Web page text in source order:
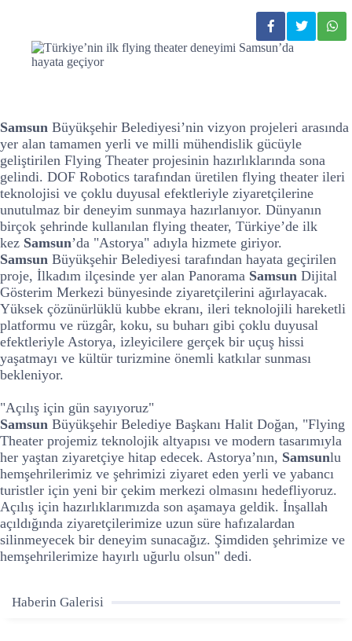
Samsun Büyükşehir Belediyesi’nin vizyon projeleri arasında
yer alan tamamen yerli ve milli mühendislik gücüyle
geliştirilen Flying Theater projesinin hazırlıklarında sona
gelindi. DOF Robotics tarafından üretilen flying theater ileri
teknolojisi ve çoklu duyusal efektleriyle ziyaretçilerine
unutulmaz bir deneyim sunmaya hazırlanıyor. Dünyanın
birçok şehrinde kullanılan flying theater, Türkiye’de ilk
kez Samsun’da "Astorya" adıyla hizmete giriyor.
Samsun Büyükşehir Belediyesi tarafından hayata geçirilen
proje, İlkadım ilçesinde yer alan Panorama Samsun Dijital
Gösterim Merkezi bünyesinde ziyaretçilerini ağırlayacak.
Yüksek çözünürlüklü kubbe ekranı, ileri teknolojili hareketli
platformu ve rüzgâr, koku, su buharı gibi çoklu duyusal
efektleriyle Astorya, izleyicilere gerçek bir uçuş hissi
yaşatmayı ve kültür turizmine önemli katkılar sunması
bekleniyor.
"Açılış için gün sayıyoruz"
Samsun Büyükşehir Belediye Başkanı Halit Doğan, "Flying
Theater projemiz teknolojik altyapısı ve modern tasarımıyla
her yaştan ziyaretçiye hitap edecek. Astorya’nın, Samsunlu
hemşehrilerimiz ve şehrimizi ziyaret eden yerli ve yabancı
turistler için yeni bir çekim merkezi olmasını hedefliyoruz.
Açılış için hazırlıklarımızda son aşamaya geldik. İnşallah
açıldığında ziyaretçilerimize uzun süre hafızalardan
silinmeyecek bir deneyim sunacağız. Şimdiden şehrimize ve
hemşehrilerimize hayırlı uğurlu olsun" dedi.
Haberin Galerisi